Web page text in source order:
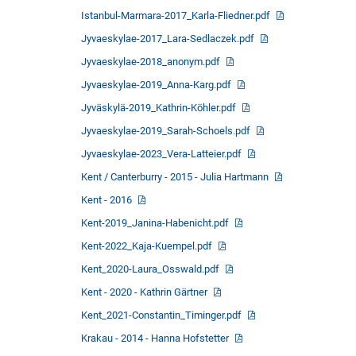
Istanbul-Marmara-2017_Karla-Fliedner.pdf
Jyvaeskylae-2017_Lara-Sedlaczek.pdf
Jyvaeskylae-2018_anonym.pdf
Jyvaeskylae-2019_Anna-Karg.pdf
Jyväskylä-2019_Kathrin-Köhler.pdf
Jyvaeskylae-2019_Sarah-Schoels.pdf
Jyvaeskylae-2023_Vera-Latteier.pdf
Kent / Canterburry - 2015 - Julia Hartmann
Kent - 2016
Kent-2019_Janina-Habenicht.pdf
Kent-2022_Kaja-Kuempel.pdf
Kent_2020-Laura_Osswald.pdf
Kent - 2020 - Kathrin Gärtner
Kent_2021-Constantin_Timinger.pdf
Krakau - 2014 - Hanna Hofstetter